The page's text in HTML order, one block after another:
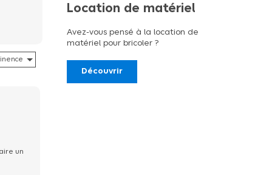
un
Location de matériel
Avez-vous pensé à la location de
matériel pour bricoler ?
Découvrir